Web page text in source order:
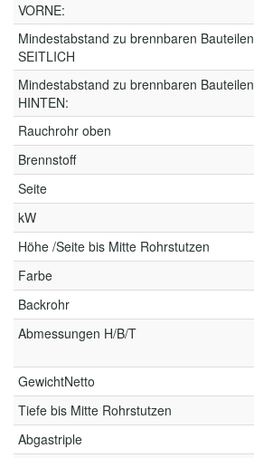
VORNE:
Mindestabstand zu brennbaren Bauteilen
SEITLICH
Mindestabstand zu brennbaren Bauteilen
HINTEN:
Rauchrohr oben
Brennstoff
Seite
kW
Höhe /Seite bis Mitte Rohrstutzen
Farbe
Backrohr
Abmessungen H/B/T
GewichtNetto
Tiefe bis Mitte Rohrstutzen
Abgastriple